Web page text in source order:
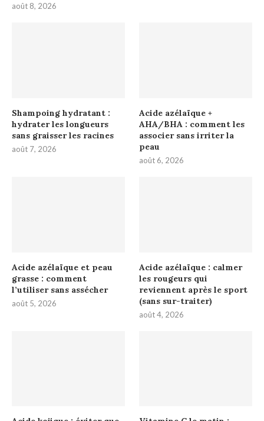
août 8, 2026
Shampoing hydratant :
hydrater les longueurs
sans graisser les racines
août 7, 2026
Acide azélaïque +
AHA/BHA : comment les
associer sans irriter la
peau
août 6, 2026
Acide azélaïque et peau
grasse : comment
l’utiliser sans assécher
août 5, 2026
Acide azélaïque : calmer
les rougeurs qui
reviennent après le sport
(sans sur-traiter)
août 4, 2026